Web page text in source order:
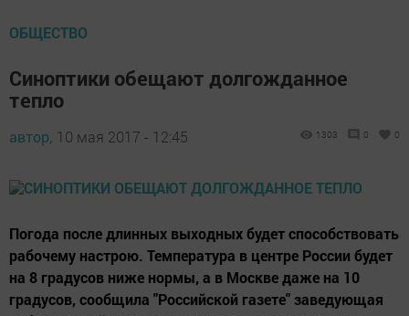
ОБЩЕСТВО
Синоптики обещают долгожданное
тепло
автор, 10 мая 2017 - 12:45 1303 0 0
Погода после длинных выходных будет способствовать
рабочему настрою. Температура в центре России будет
на 8 градусов ниже нормы, а в Москве даже на 10
градусов, сообщила "Российской газете" заведующая